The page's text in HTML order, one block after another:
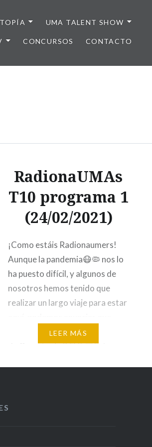
UMA TALENT SHOW
CONCURSOS CONTACTO
RadionaUMAs
T10 programa 1
(24/02/2021)
¡Como estáis Radionaumers!
Aunque la pandemia😷🦠 nos lo
ha puesto difícil, y algunos de
nosotros hemos tenido que
realizar un largo viaje para estar
¡Comienza la nueva temporada
de Comutopia RTV! 👏 Esto es
LEER MÁS